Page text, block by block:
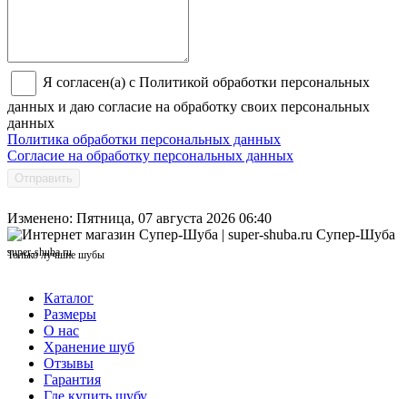
Я согласен(а) с Политикой обработки персональных
данных и даю согласие на обработку своих персональных
данных
Политика обработки персональных данных
Согласие на обработку персональных данных
Отправить
Изменено: Пятница, 07 августа 2026 06:40
Супер-Шуба
super-shuba.ru
Только лучшие шубы
Каталог
Размеры
О нас
Хранение шуб
Отзывы
Гарантия